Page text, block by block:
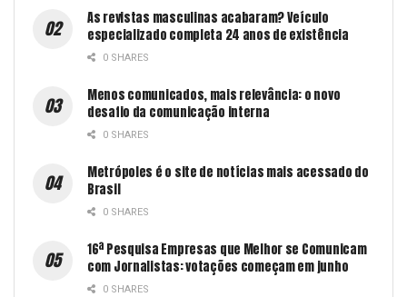
As revistas masculinas acabaram? Veículo
especializado completa 24 anos de existência
0 SHARES
Menos comunicados, mais relevância: o novo
desafio da comunicação interna
0 SHARES
Metrópoles é o site de notícias mais acessado do
Brasil
0 SHARES
16ª Pesquisa Empresas que Melhor se Comunicam
com Jornalistas: votações começam em junho
0 SHARES